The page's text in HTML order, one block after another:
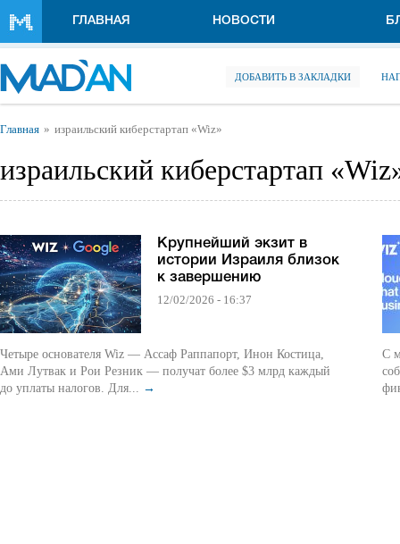
ГЛАВНАЯ НОВОСТИ
ДОБАВИТЬ В ЗАКЛАДКИ
Вы здесь
Главная израильский киберстартап «Wiz»
израильский киберстартап
Крупнейший экзит в
истории Израиля близок
к завершению
12/02/2026 - 16:37
Четыре основателя Wiz — Ассаф Раппапорт, Инон Костица,
Ами Лутвак и Рои Резник — получат более $3 млрд каждый
до уплаты налогов. Для... →
С